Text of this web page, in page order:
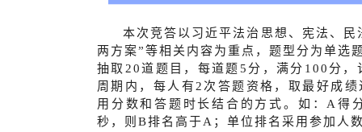
本次竞答以习近平法治思想、宪法、
两方案”等相关内容为重点，题型分为单选
抽取20道题目，每道题5分，满分100分
周期内，每人有2次答题资格，取最好成
用分数和答题时长结合的方式。如：A得
秒，则B排名高于A；单位排名采用参加人